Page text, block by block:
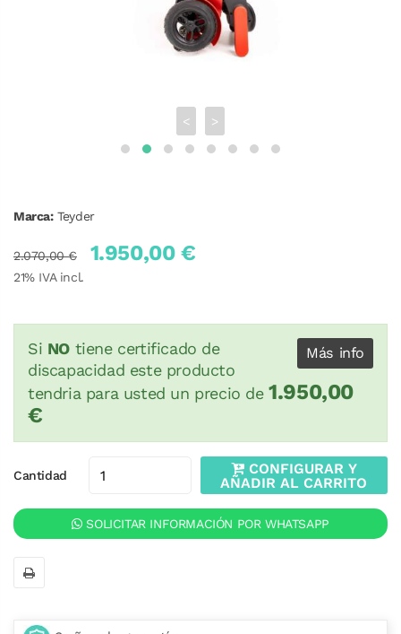
< >
Marca: Teyder
2.070,00 € 1.950,00 €
21% IVA incl.
Más info
Si NO tiene certificado de
discapacidad este producto
tendria para usted un precio de1.950,00
€
Cantidad
CONFIGURAR Y
AÑADIR AL CARRITO
SOLICITAR INFORMACIÓN POR WHATSAPP